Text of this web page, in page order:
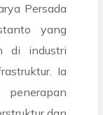
Persada
yang
di industri
Ia